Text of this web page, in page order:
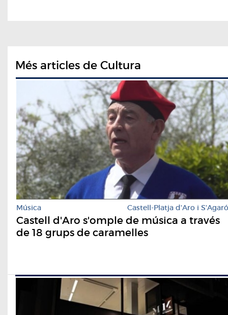
Més articles de Cultura
Música Castell-Platja d'Aro i S'Agaró
Castell d'Aro s'omple de música a través
de 18 grups de caramelles